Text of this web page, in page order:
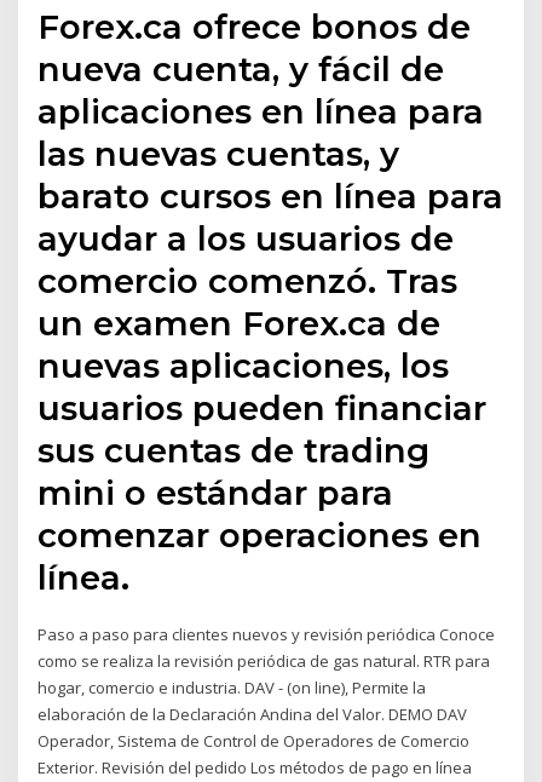
Forex.ca ofrece bonos de
nueva cuenta, y fácil de
aplicaciones en línea para
las nuevas cuentas, y
barato cursos en línea para
ayudar a los usuarios de
comercio comenzó. Tras
un examen Forex.ca de
nuevas aplicaciones, los
usuarios pueden financiar
sus cuentas de trading
mini o estándar para
comenzar operaciones en
línea.
Paso a paso para clientes nuevos y revisión periódica Conoce
como se realiza la revisión periódica de gas natural. RTR para
hogar, comercio e industria. DAV - (on line), Permite la
elaboración de la Declaración Andina del Valor. DEMO DAV
Operador, Sistema de Control de Operadores de Comercio
Exterior. Revisión del pedido Los métodos de pago en línea